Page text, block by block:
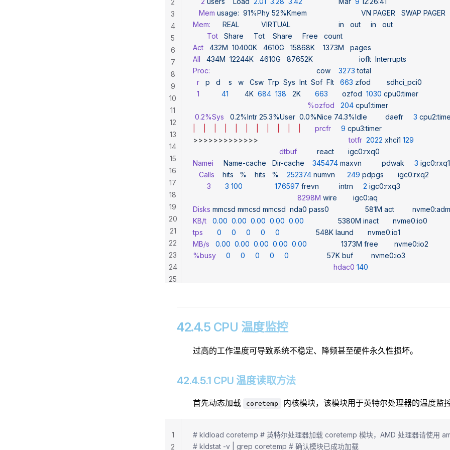
   Mem
usage:
  91%Phy
52%Kmem
                           VN
PAGER
   SWAP
PAGER
Mem:
      REAL
           VIRTUAL
                        in
   out
     in
   out
       Tot
   Share
     Tot
    Share
     Free
   count
Act
   432M
  10400K
   4610G
   15868K
    1373M
   pages
All
   434M
  12244K
   4610G
   87652K
                       ioflt
  Interrupts
Proc:
                                                     cow
    3273
total
  r
   p
   d
    s
   w
   Csw
  Trp
  Sys
  Int
  Sof
  Flt
   663
zfod
        sdhci_pci0
  1
           41
        4K
  684
  138
   2K
       663
       ozfod
  1030
cpu0:timer
                                                         %ozfod
   204
cpu1:timer
0.2%Sys
   0.2%Intr
25.3%User
  0.0%Nice
74.3%Idle
         daefr
     3
       prcfr
     9
cpu3:timer
>>>>>>>>>>>>> totfr
  2022
xhci1 129
                                           dtbuf
          react
       igc0:rxq0
Namei
     Name-cache
   Dir-cache
    345474
maxvn
          pdwak
     3
igc0:rxq1
   Calls
    hits
   %
    hits
   %
    252374
numvn
      249
pdpgs
       igc0:rxq2
       3
       3
100
                176597
frevn
          intrn
     2
igc0:rxq3
                                                    8298M
wire
        igc0:aq
Disks mmcsd mmcsd mmcsd
  nda0
pass0
                  581M
act
KB/t
   0.00
  0.00
  0.00
  0.00
  0.00
                 5380M
inact
       nvme0:io0
tps
       0
     0
     0
     0
     0
                  548K
laund
       nvme0:io1
MB/s
   0.00
  0.00
  0.00
  0.00
  0.00
                 1373M
free
        nvme0:io2
%busy
     0
     0
     0
     0
     0
                   57K
buf
         nvme0:io3
                                                                      hdac0
140
3
4
5
6
7
8
9
10
11
12
13
14
15
16
17
18
19
20
21
22
23
24
25
42.4.5 CPU 温度监控
过高的工作温度可导致系统不稳定、降频甚至硬件永久性损坏。
42.4.5.1 CPU 温度读取方法
首先动态加载 coretemp 内核模块，该模块用于英特尔处理器的温度监
# kldload coretemp # 英特尔处理器加载 coretemp 模块，AMD 处理器请使用
# kldstat -v | grep coretemp # 确认模块已成功加载
1
2